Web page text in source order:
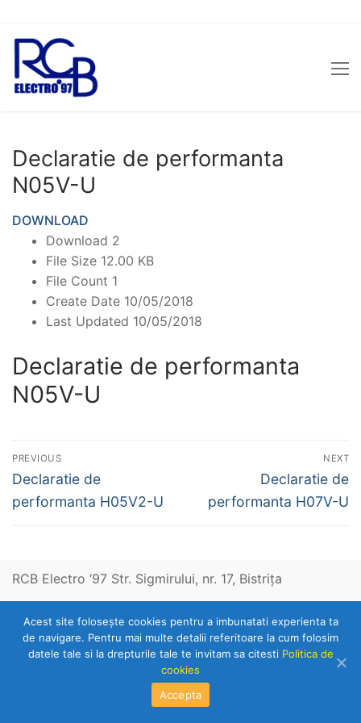
Sari
conținut
Declaratie de performanta
N05V-U
DOWNLOAD
Download 2
File Size 12.00 KB
File Count 1
Create Date 10/05/2018
Last Updated 10/05/2018
Declaratie de performanta
N05V-U
Navigare
în
articole
PREVIOUS
Previous
post:
Declaratie de
performanta H05V2-U
NEXT
Next
post:
Declaratie de
performanta H07V-U
RCB Electro ‘97 Str. Sigmirului, nr. 17, Bistriţa
Telefon: 0263-236153
Copyright © 2026 RCB Electro 97
Acest site foloseşte cookies pentru a imbunatati experienta ta
de navigare. Pentru mai multe detalii referitoare la cum folosim
datele tale si la drepturile tale te invitam sa citesti Politica de
cookies
Accepta